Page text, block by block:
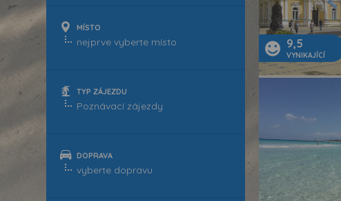
MÍSTO
TYP ZÁJEZDU
DOPRAVA
9,5
VYNIKAJÍCÍ